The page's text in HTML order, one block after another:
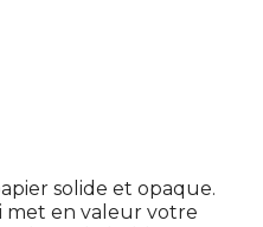
solide et opaque.
met en valeur votre